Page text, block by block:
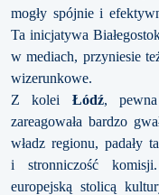
mogły spójnie i
Ta inicjatywa
w mediach, przyniesie
wizerunkowe.
Z kolei Łódź,
zareagowała bardzo
władz regionu, padały
i stronniczość
europejską stolicą